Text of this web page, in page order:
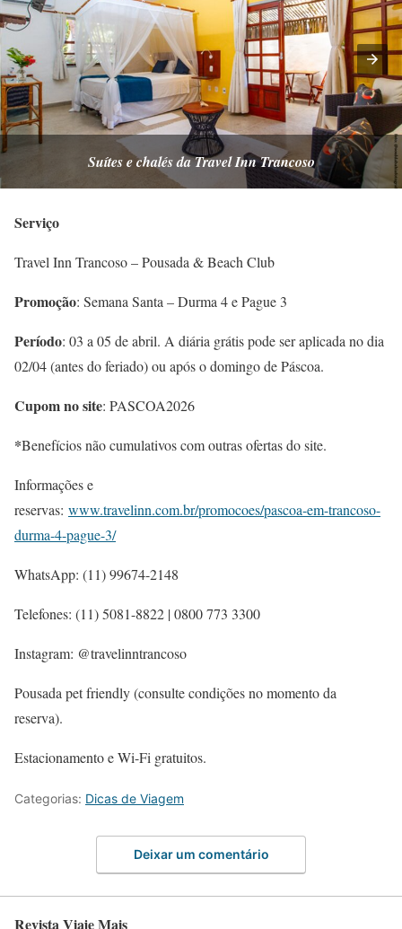
Suítes e chalés da Travel Inn Trancoso
Serviço
Travel Inn Trancoso – Pousada & Beach Club
Promoção: Semana Santa – Durma 4 e Pague 3
Período: 03 a 05 de abril. A diária grátis pode ser aplicada no dia
02/04 (antes do feriado) ou após o domingo de Páscoa.
Cupom no site: PASCOA2026
*Benefícios não cumulativos com outras ofertas do site.
Informações e
reservas: www.travelinn.com.br/promocoes/pascoa-em-trancoso-
durma-4-pague-3/
WhatsApp: (11) 99674-2148
Telefones: (11) 5081-8822 | 0800 773 3300
Instagram: @travelinntrancoso
Pousada pet friendly (consulte condições no momento da
reserva).
Estacionamento e Wi-Fi gratuitos.
Categorias: Dicas de Viagem
Deixar um comentário
Revista Viaje Mais